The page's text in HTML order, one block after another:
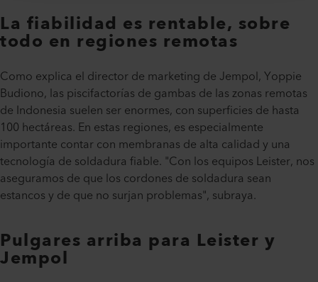
La fiabilidad es rentable, sobre
todo en regiones remotas
Como explica el director de marketing de Jempol, Yoppie
Budiono, las piscifactorías de gambas de las zonas remotas
de Indonesia suelen ser enormes, con superficies de hasta
100 hectáreas. En estas regiones, es especialmente
importante contar con membranas de alta calidad y una
tecnología de soldadura fiable. "Con los equipos Leister, nos
aseguramos de que los cordones de soldadura sean
estancos y de que no surjan problemas", subraya.
Pulgares arriba para Leister y
Jempol